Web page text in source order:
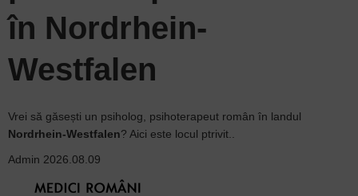
în Nordrhein-
Westfalen
Vrei să găsești un psiholog, psihoterapeut român în landul
Nordrhein-Westfalen? Aici este locul ptrivit..
Admin 2026.08.09